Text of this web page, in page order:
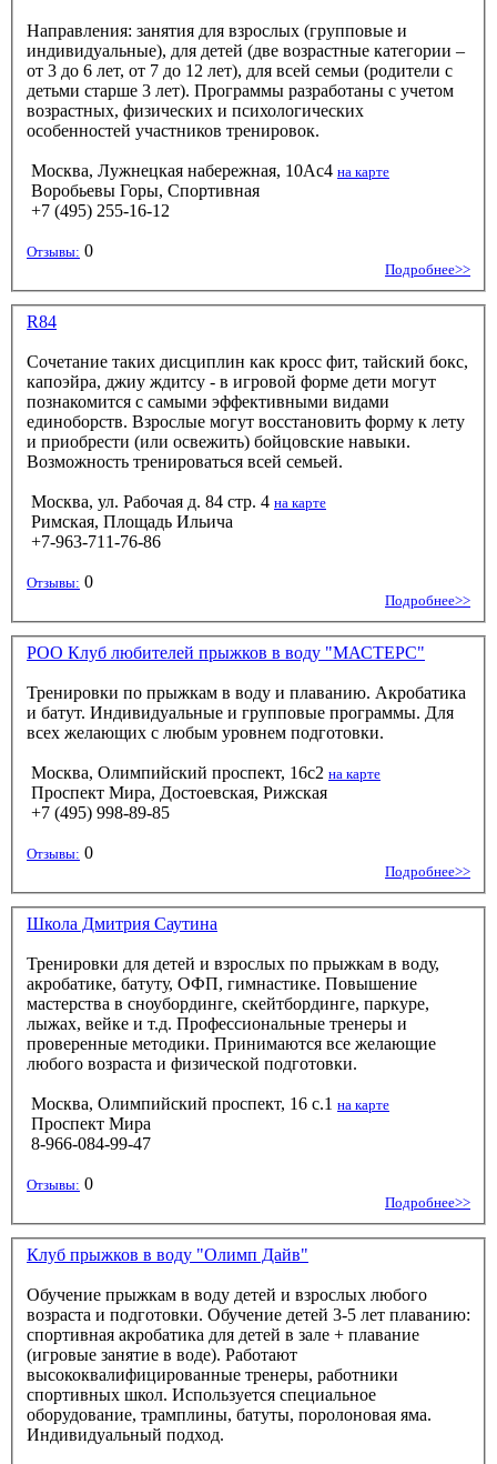
Направления: занятия для взрослых (групповые и
индивидуальные), для детей (две возрастные категории –
от 3 до 6 лет, от 7 до 12 лет), для всей семьи (родители с
детьми старше 3 лет). Программы разработаны с учетом
возрастных, физических и психологических
особенностей участников тренировок.
Москва, Лужнецкая набережная, 10Ас4 на карте
Воробьевы Горы, Спортивная
+7 (495) 255-16-12
Отзывы: 0
Подробнее>>
R84
Сочетание таких дисциплин как кросс фит, тайский бокс,
капоэйра, джиу ждитсу - в игровой форме дети могут
познакомится с самыми эффективными видами
единоборств. Взрослые могут восстановить форму к лету
и приобрести (или освежить) бойцовские навыки.
Возможность тренироваться всей семьей.
Москва, ул. Рабочая д. 84 стр. 4 на карте
Римская, Площадь Ильича
+7-963-711-76-86
Отзывы: 0
Подробнее>>
РОО Клуб любителей прыжков в воду "МАСТЕРС"
Тренировки по прыжкам в воду и плаванию. Акробатика
и батут. Индивидуальные и групповые программы. Для
всех желающих с любым уровнем подготовки.
Москва, Олимпийский проспект, 16с2 на карте
Проспект Мира, Достоевская, Рижская
+7 (495) 998-89-85
Отзывы: 0
Подробнее>>
Школа Дмитрия Саутина
Тренировки для детей и взрослых по прыжкам в воду,
акробатике, батуту, ОФП, гимнастике. Повышение
мастерства в сноубординге, скейтбординге, паркуре,
лыжах, вейке и т.д. Профессиональные тренеры и
проверенные методики. Принимаются все желающие
любого возраста и физической подготовки.
Москва, Олимпийский проспект, 16 с.1 на карте
Проспект Мира
8-966-084-99-47
Отзывы: 0
Подробнее>>
Клуб прыжков в воду "Олимп Дайв"
Обучение прыжкам в воду детей и взрослых любого
возраста и подготовки. Обучение детей 3-5 лет плаванию:
спортивная акробатика для детей в зале + плавание
(игровые занятие в воде). Работают
высококвалифицированные тренеры, работники
спортивных школ. Используется специальное
оборудование, трамплины, батуты, поролоновая яма.
Индивидуальный подход.